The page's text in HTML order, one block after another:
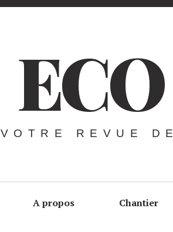
VOTRE REVUE
A propos Chantier